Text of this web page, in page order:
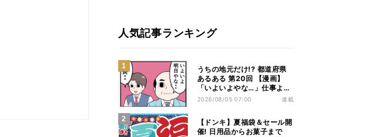
人気記事ランキング
うちの地元だけ!? 都道府県
あるある 第20回 【漫画】
「いよいよやな…」仕事より
優先は当然!? 兵庫県民の“祭
2026/08/05 07:00 連載
【ドンキ】夏福袋＆セール開
催! 日用品からお菓子まで